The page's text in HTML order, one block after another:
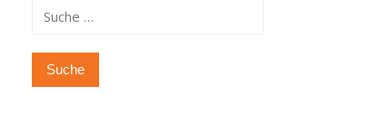
Suche